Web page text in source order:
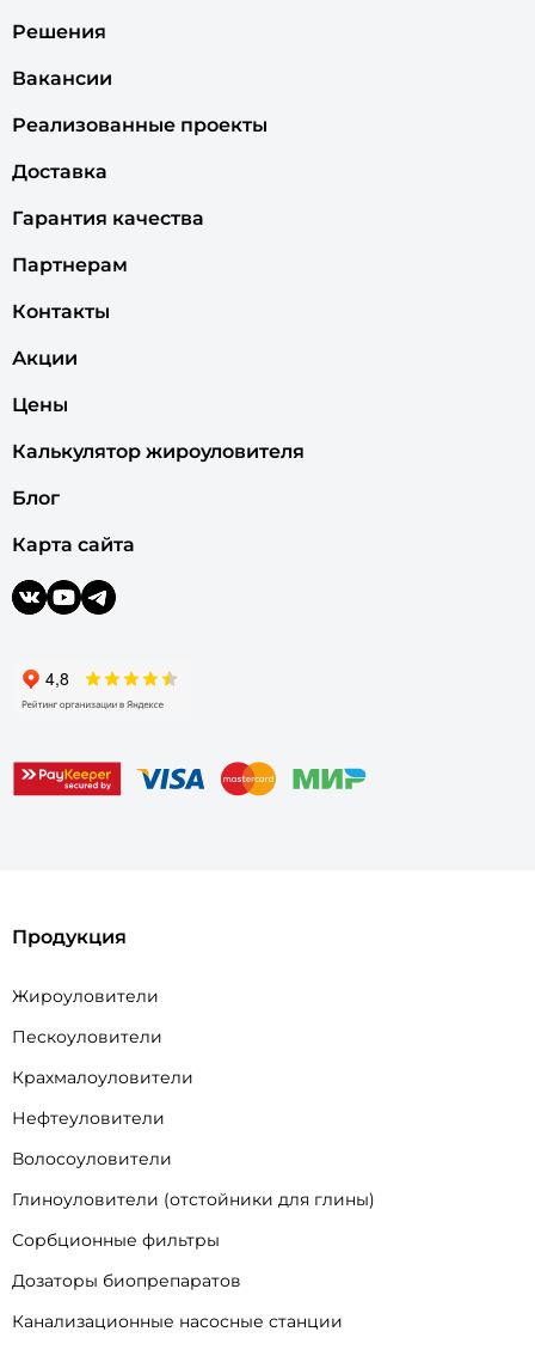
Решения
Вакансии
Реализованные проекты
Доставка
Гарантия качества
Партнерам
Контакты
Акции
Цены
Калькулятор жироуловителя
Блог
Карта сайта
Продукция
Жироуловители
Пескоуловители
Крахмалоуловители
Нефтеуловители
Волосоуловители
Глиноуловители (отстойники для глины)
Сорбционные фильтры
Дозаторы биопрепаратов
Канализационные насосные станции